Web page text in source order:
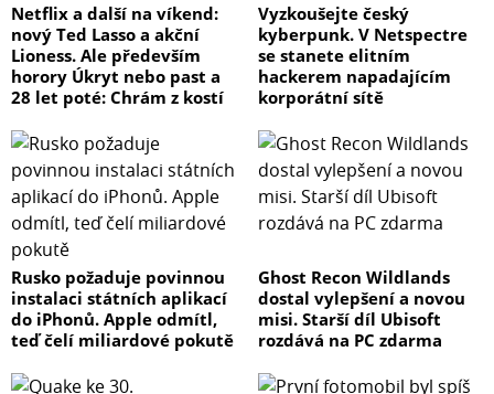
Netflix a další na víkend:
nový Ted Lasso a akční
Lioness. Ale především
horory Úkryt nebo past a
28 let poté: Chrám z kostí
Vyzkoušejte český
kyberpunk. V Netspectre
se stanete elitním
hackerem napadajícím
korporátní sítě
Rusko požaduje povinnou
instalaci státních aplikací
do iPhonů. Apple odmítl,
teď čelí miliardové pokutě
Ghost Recon Wildlands
dostal vylepšení a novou
misi. Starší díl Ubisoft
rozdává na PC zdarma